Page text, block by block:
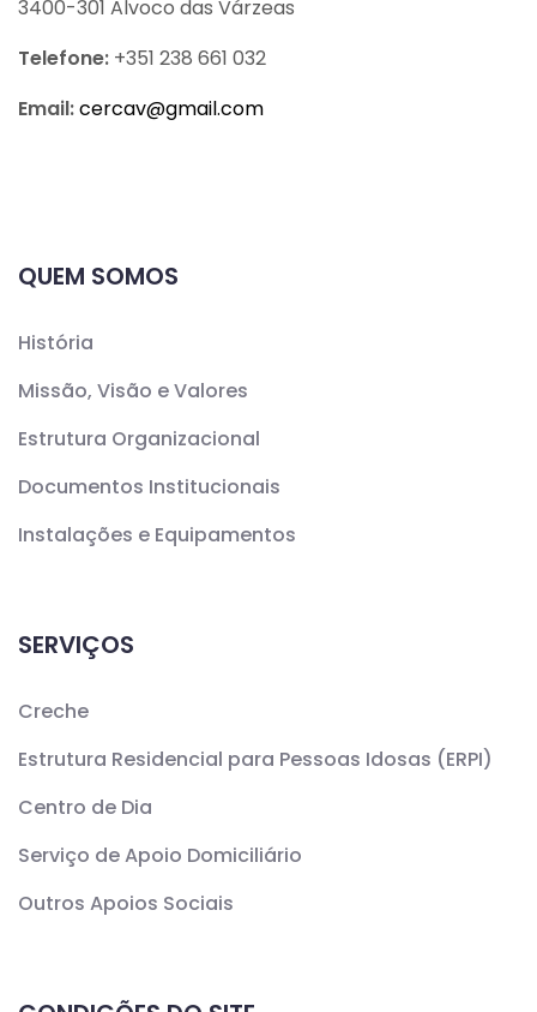
3400-301 Alvoco das Várzeas
Telefone: +351 238 661 032
Email:cercav@gmail.com
QUEM SOMOS
História
Missão, Visão e Valores
Estrutura Organizacional
Documentos Institucionais
Instalações e Equipamentos
SERVIÇOS
Creche
Estrutura Residencial para Pessoas Idosas (ERPI)
Centro de Dia
Serviço de Apoio Domiciliário
Outros Apoios Sociais